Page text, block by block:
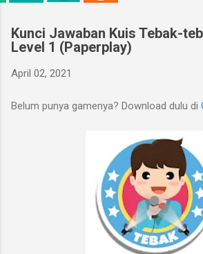
Kunci Jawaban Kuis Tebak-
Level 1 (Paperplay)
April 02, 2021
Belum punya gamenya? Download dulu di